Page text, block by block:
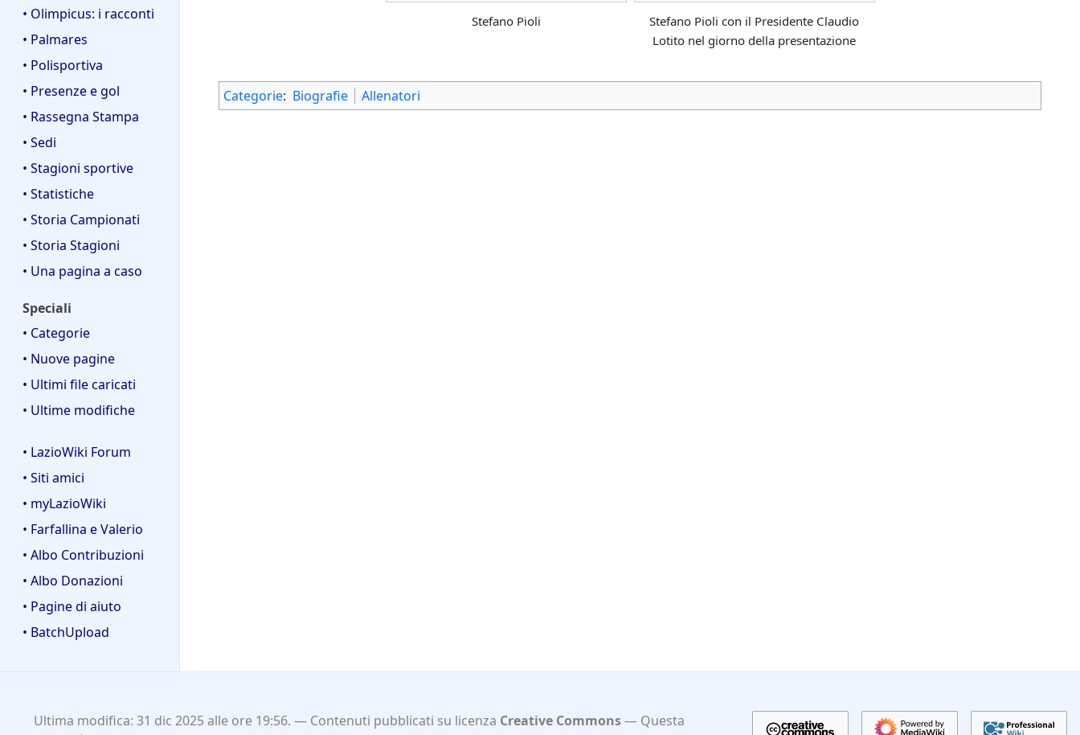
• Olimpicus: i racconti
• Palmares
• Polisportiva
• Presenze e gol
• Rassegna Stampa
• Sedi
• Stagioni sportive
• Statistiche
• Storia Campionati
• Storia Stagioni
• Una pagina a caso
Speciali
• Categorie
• Nuove pagine
• Ultimi file caricati
• Ultime modifiche
• LazioWiki Forum
• Siti amici
• myLazioWiki
• Farfallina e Valerio
• Albo Contribuzioni
• Albo Donazioni
• Pagine di aiuto
• BatchUpload
Stefano Pioli
Stefano Pioli con il Presidente Claudio
Lotito nel giorno della presentazione
Categorie: Biografie Allenatori
Ultima modifica: 31 dic 2025 alle ore 19:56. Contenuti pubblicati su licenza Creative Commons
Questa